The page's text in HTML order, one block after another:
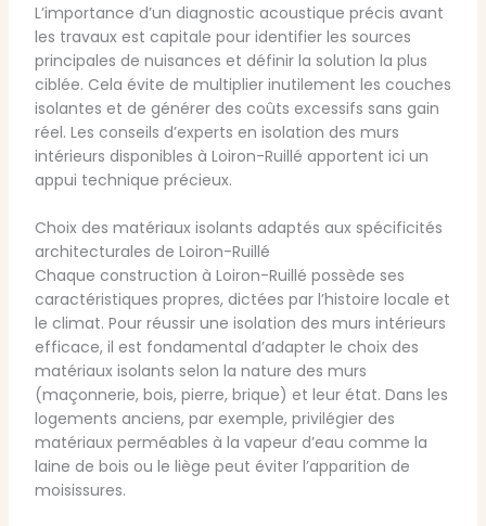
L’importance d’un diagnostic acoustique précis avant
les travaux est capitale pour identifier les sources
principales de nuisances et définir la solution la plus
ciblée. Cela évite de multiplier inutilement les couches
isolantes et de générer des coûts excessifs sans gain
réel. Les conseils d’experts en isolation des murs
intérieurs disponibles à Loiron-Ruillé apportent ici un
appui technique précieux.
Choix des matériaux isolants adaptés aux spécificités
architecturales de Loiron-Ruillé
Chaque construction à Loiron-Ruillé possède ses
caractéristiques propres, dictées par l’histoire locale et
le climat. Pour réussir une isolation des murs intérieurs
efficace, il est fondamental d’adapter le choix des
matériaux isolants selon la nature des murs
(maçonnerie, bois, pierre, brique) et leur état. Dans les
logements anciens, par exemple, privilégier des
matériaux perméables à la vapeur d’eau comme la
laine de bois ou le liège peut éviter l’apparition de
moisissures.